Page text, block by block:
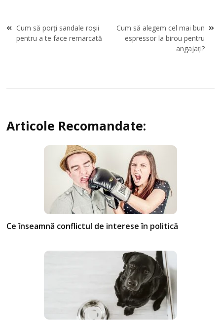
Navigare
în
Cum să porți sandale roșii
pentru a te face remarcată
Cum să alegem cel mai bun
espressor la birou pentru
angajați?
Articole Recomandate:
Ce înseamnă conflictul de interese în politică